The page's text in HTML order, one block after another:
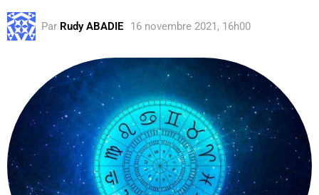
Par Rudy ABADIE 16 novembre 2021, 16h00